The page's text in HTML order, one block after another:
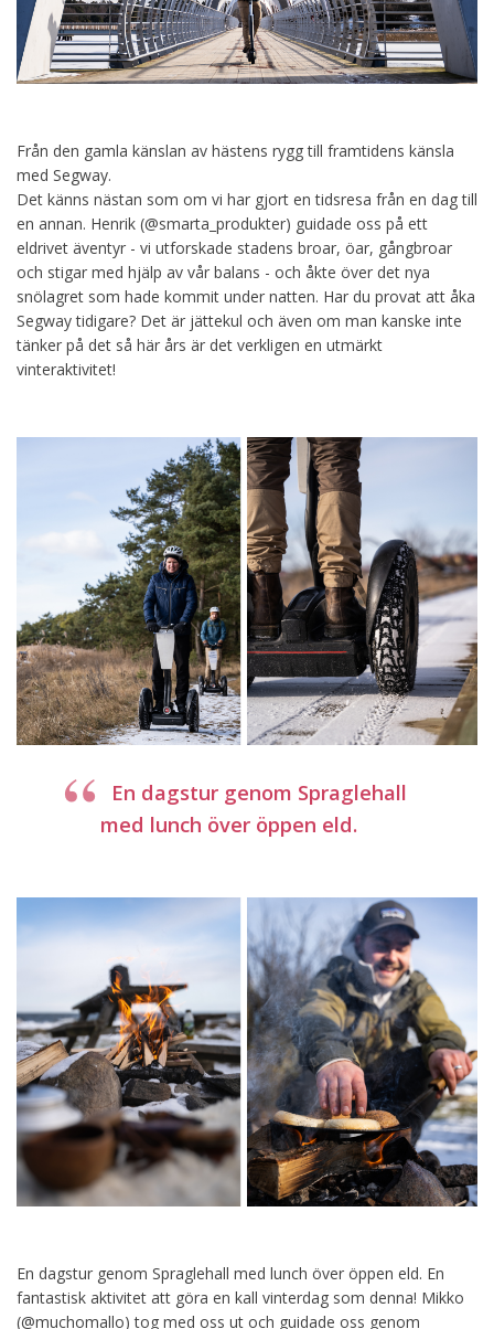
Från den gamla känslan av hästens rygg till framtidens känsla
med Segway.
Det känns nästan som om vi har gjort en tidsresa från en dag till
en annan. Henrik (@smarta_produkter) guidade oss på ett
eldrivet äventyr - vi utforskade stadens broar, öar, gångbroar
och stigar med hjälp av vår balans - och åkte över det nya
snölagret som hade kommit under natten. Har du provat att åka
Segway tidigare? Det är jättekul och även om man kanske inte
tänker på det så här års är det verkligen en utmärkt
vinteraktivitet!
En dagstur genom Spraglehall
med lunch över öppen eld.
En dagstur genom Spraglehall med lunch över öppen eld. En
fantastisk aktivitet att göra en kall vinterdag som denna! Mikko
(@muchomallo) tog med oss ut och guidade oss genom